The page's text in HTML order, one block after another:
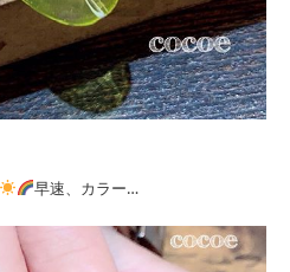
早速、カラー…